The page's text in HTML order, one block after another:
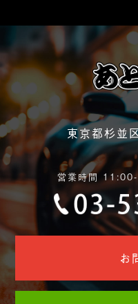
東京都杉並
営業時間
お